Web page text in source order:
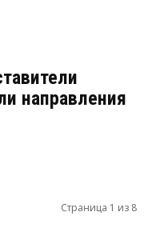
направления
Страница 1 из 8